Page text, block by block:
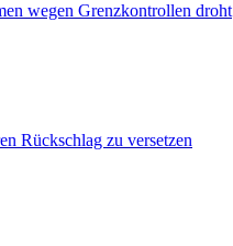
wegen Grenzkontrollen droht
Rückschlag zu versetzen